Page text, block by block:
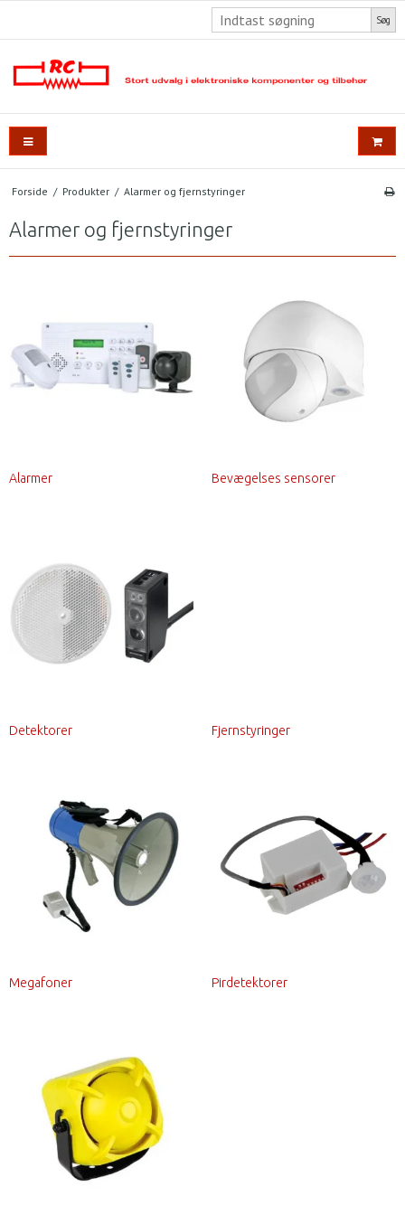
Søg
Forside / Produkter / Alarmer og fjernstyringer
Alarmer og fjernstyringer
Alarmer Bevægelses sensorer
Detektorer Fjernstyringer
Megafoner Pirdetektorer